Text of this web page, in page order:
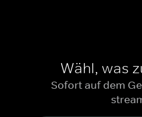
Wähl, was
Sofort auf dem